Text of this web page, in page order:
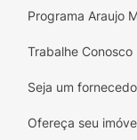
Programa Araujo
Trabalhe Conosco
Seja um
Ofereça seu